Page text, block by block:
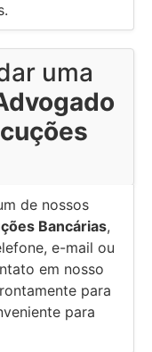
uma
de nossos
Bancárias,
e-mail ou
em nosso
para
para